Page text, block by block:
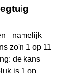
- namelijk
zo'n 1 op 11
de kans
is 1 op